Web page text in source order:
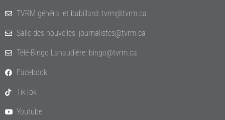
TVRM général et babillard: tvrm@tvrm.ca
Salle des nouvelles: journalistes@tvrm.ca
Télé-Bingo Lanaudière: bingo@tvrm.ca
Facebook
TikTok
Youtube